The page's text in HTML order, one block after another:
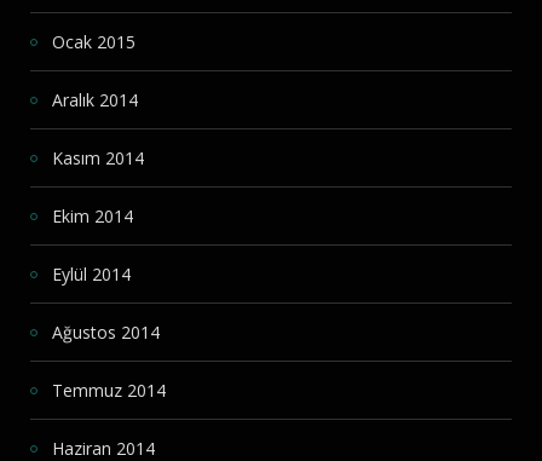
Ocak 2015
Aralık 2014
Kasım 2014
Ekim 2014
Eylül 2014
Ağustos 2014
Temmuz 2014
Haziran 2014